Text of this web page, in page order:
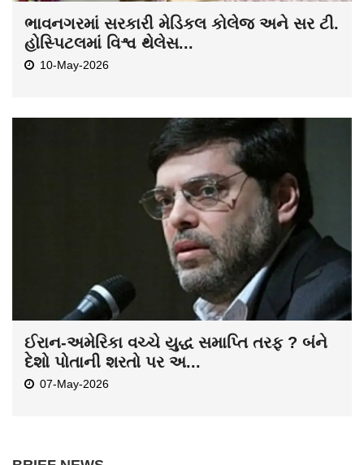
ભાવનગરમાં સરકારી મેડિકલ કોલેજ અને સર ટી.
હોસ્પિટલમાં વિશ્વ થેલેસ...
10-May-2026
ઈરાન-અમેરિકા વચ્ચે યુદ્ધ સમાપ્તિ તરફ ? બંને
દેશો પોતાની શરતો પર અ...
07-May-2026